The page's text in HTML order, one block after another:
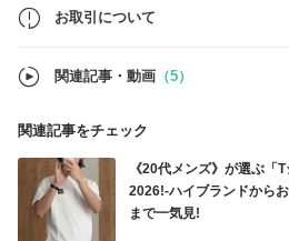
ご注文の商品がお手元に届くまで、きち
で、何卒よろしくお願いいたします。
アインツショップ
お取引について
関連記事・動画 （5）
関連記事をチェック
《20代メンズ》が選ぶ「
2026!-ハイブランドから
まで一気見!